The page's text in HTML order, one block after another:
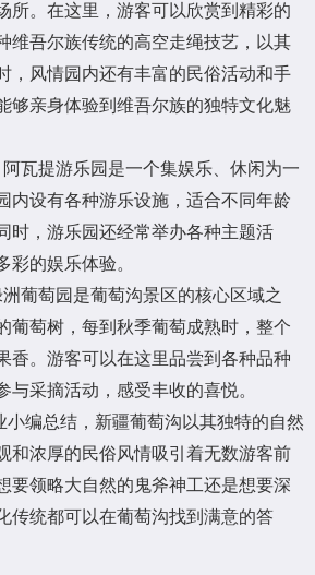
所。在这里，游客可以欣赏到精彩的
维吾尔族传统的高空走绳技艺，以其
，风情园内还有丰富的民俗活动和手
够亲身体验到维吾尔族的独特文化魅
瓦提游乐园是一个集娱乐、休闲为一
内设有各种游乐设施，适合不同年龄
时，游乐园还经常举办各种主题活
彩的娱乐体验。
葡萄园是葡萄沟景区的核心区域之
葡萄树，每到秋季葡萄成熟时，整个
香。游客可以在这里品尝到各种品种
与采摘活动，感受丰收的喜悦。
小编总结，新疆葡萄沟以其独特的自然
和浓厚的民俗风情吸引着无数游客前
要领略大自然的鬼斧神工还是想要深
传统都可以在葡萄沟找到满意的答